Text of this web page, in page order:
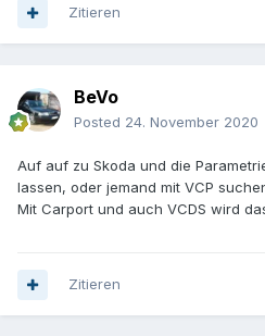
Zitieren
BeVo
Posted 24. November 2020
Auf auf zu Skoda und die
lassen, oder jemand mit VCP
Mit Carport und auch VCDS wird
Zitieren